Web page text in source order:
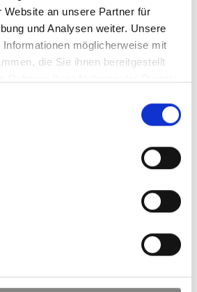
Website an unsere Partner für
und Analysen weiter. Unsere
möglicherweise mit
die Sie ihnen bereitgestellt
kann.
zum Thema Solar-